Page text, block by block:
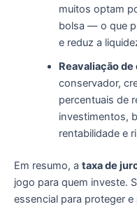
muitos optam
bolsa — o que
e reduz a
Reavaliação
conservador,
percentuais de
investimentos,
rentabilidade e
Em resumo, a taxa de
jogo para quem investe.
essencial para proteger